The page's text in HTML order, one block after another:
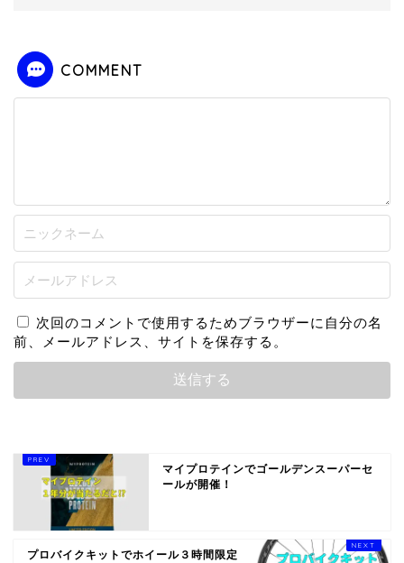
COMMENT
次回のコメントで使用するためブラウザーに自分の名
前、メールアドレス、サイトを保存する。
マイプロテインでゴールデンスーパーセ
ールが開催！
プロバイクキットでホイール３時間限定